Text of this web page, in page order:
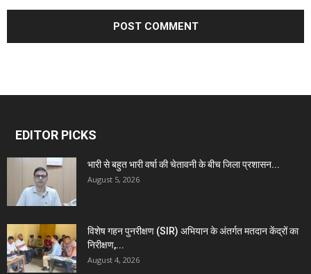
EDITOR PICKS
भारी से बहुत भारी वर्षा की चेतावनी के बीच जिला प्रशासन...
August 5, 2026
विशेष गहन पुनरीक्षण (SIR) अभियान के अंतर्गत मतदान केंद्रों का
निरीक्षण,...
August 4, 2026